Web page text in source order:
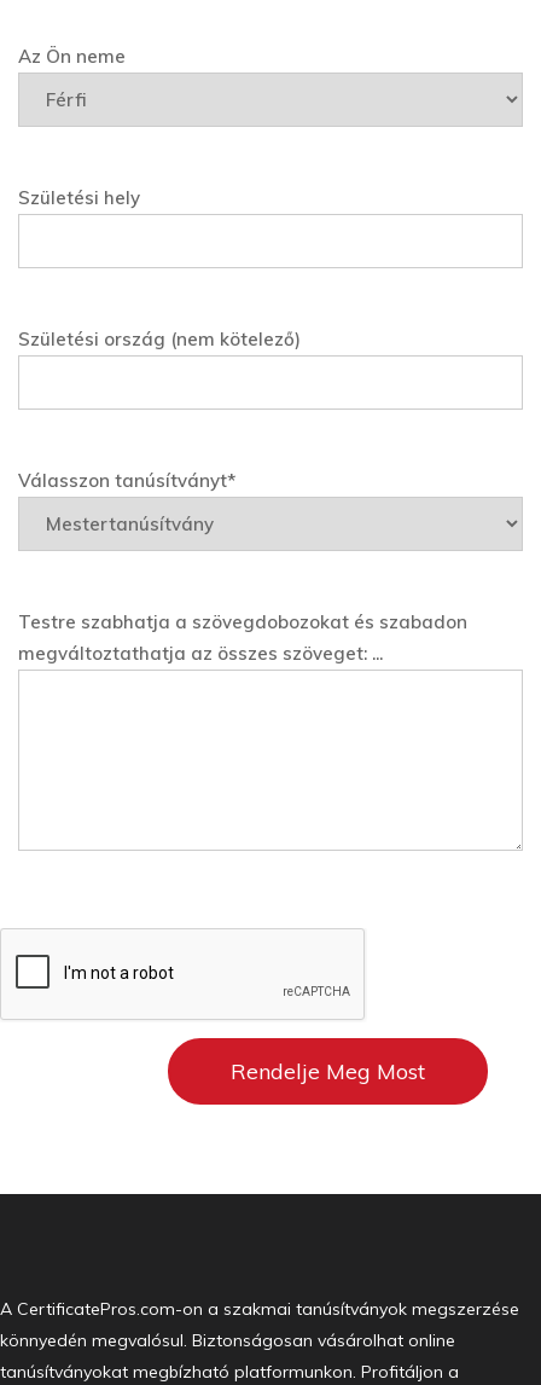
Az Ön neme
Születési hely
Születési ország (nem kötelező)
Válasszon tanúsítványt*
Testre szabhatja a szövegdobozokat és szabadon
megváltoztathatja az összes szöveget: ...
A CertificatePros.com-on a szakmai tanúsítványok megszerzése
könnyedén megvalósul. Biztonságosan vásárolhat online
tanúsítványokat megbízható platformunkon. Profitáljon a